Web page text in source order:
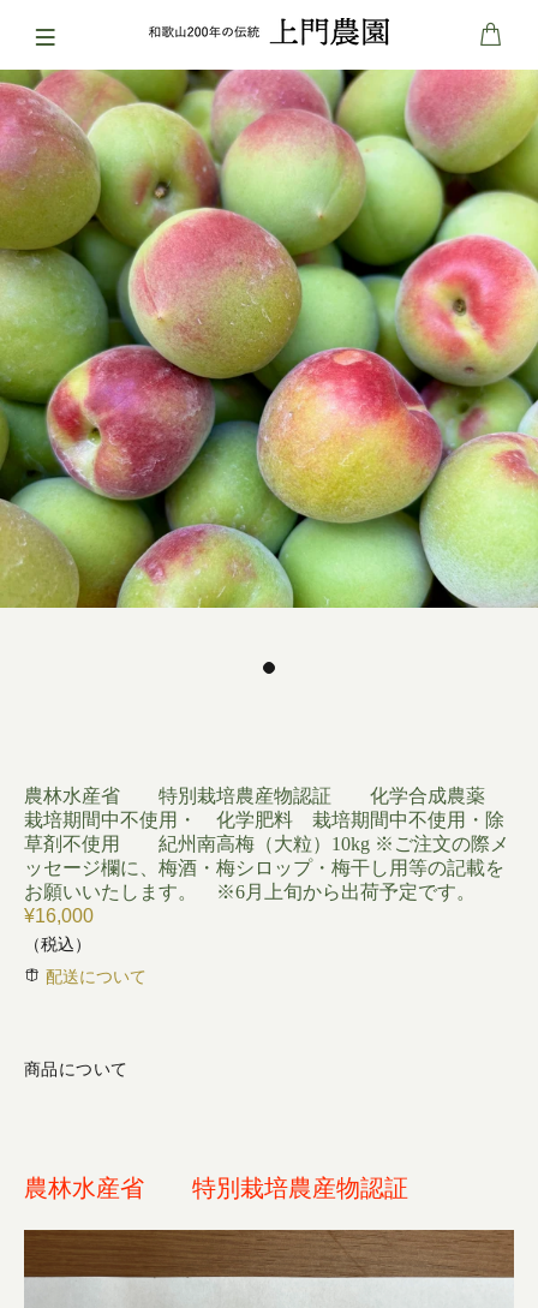
農林水産省 特別栽培農産物認証 化学合成農薬
栽培期間中不使用・ 化学肥料 栽培期間中不使用・除
草剤不使用 紀州南高梅（大粒）10kg ※ご注文の際メ
ッセージ欄に、梅酒・梅シロップ・梅干し用等の記載を
お願いいたします。 ※6月上旬から出荷予定です。
¥16,000
（税込）
配送について
商品について
農林水産省 特別栽培農産物認証